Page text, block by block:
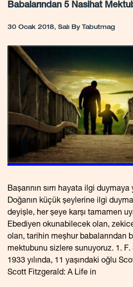
Babalarından 5 Nasihat
30 Ocak 2018, Salı By Tabutmag
Başarının sırrı hayata ilgi
Doğanın küçük şeylerine ilgi
deyişle, her şeye karşı tamamen
Ebediyen okunabilecek olan,
olan, tarihin meşhur babalarından
mektubunu sizlere sunuyoruz. 1. F.
1933 yılında, 11 yaşındaki oğlu
Scott Fitzgerald: A Life in